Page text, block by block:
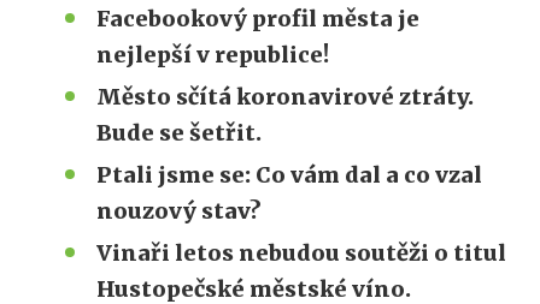
Facebookový profil města je
nejlepší v republice!
Město sčítá koronavirové ztráty.
Bude se šetřit.
Ptali jsme se: Co vám dal a co vzal
nouzový stav?
Vinaři letos nebudou soutěži o titul
Hustopečské městské víno.